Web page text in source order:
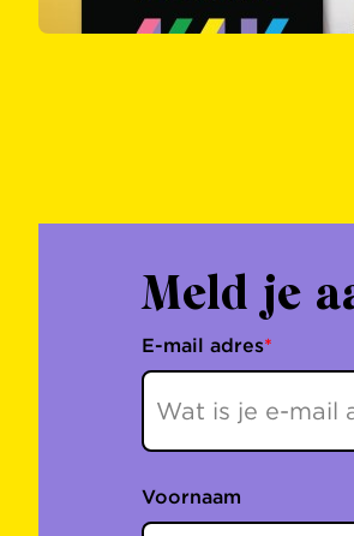
Meld je
E-mail adres*
Voornaam